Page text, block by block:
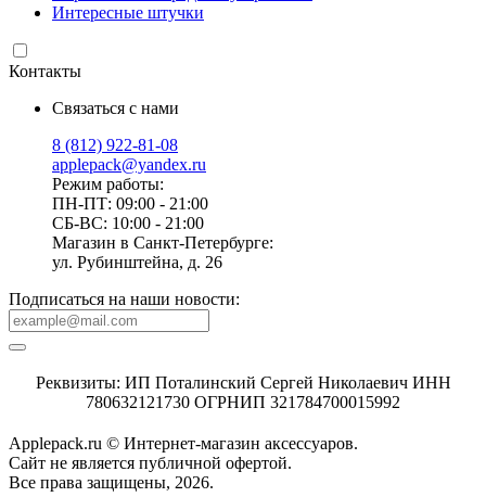
Интересные штучки
Контакты
Связаться с нами
8 (812) 922-81-08
applepack@yandex.ru
Режим работы:
ПН-ПТ: 09:00 - 21:00
СБ-ВС: 10:00 - 21:00
Магазин в Санкт-Петербурге:
ул. Рубинштейна, д. 26
Подписаться на наши новости:
Реквизиты: ИП Поталинский Сергей Николаевич ИНН
780632121730 ОГРНИП 321784700015992
Applepack.ru © Интернет-магазин аксессуаров.
Cайт не является публичной офертой.
Все права защищены, 2026.